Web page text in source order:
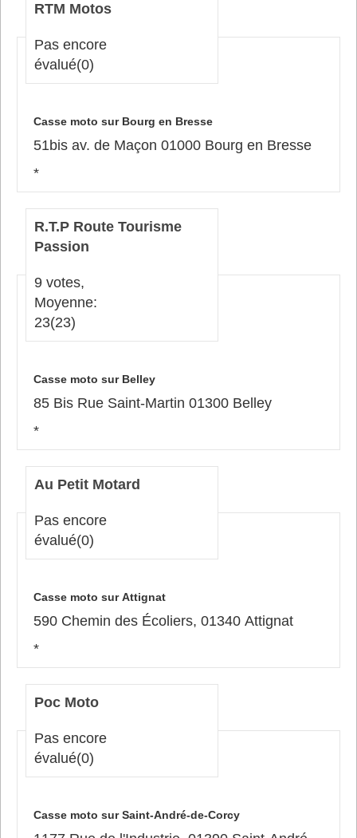
RTM Motos
Pas encore
évalué(0)
Casse moto sur Bourg en Bresse
51bis av. de Maçon 01000 Bourg en Bresse
*
R.T.P Route Tourisme
Passion
9 votes,
Moyenne:
23(23)
Casse moto sur Belley
85 Bis Rue Saint-Martin 01300 Belley
*
Au Petit Motard
Pas encore
évalué(0)
Casse moto sur Attignat
590 Chemin des Écoliers, 01340 Attignat
*
Poc Moto
Pas encore
évalué(0)
Casse moto sur Saint-André-de-Corcy